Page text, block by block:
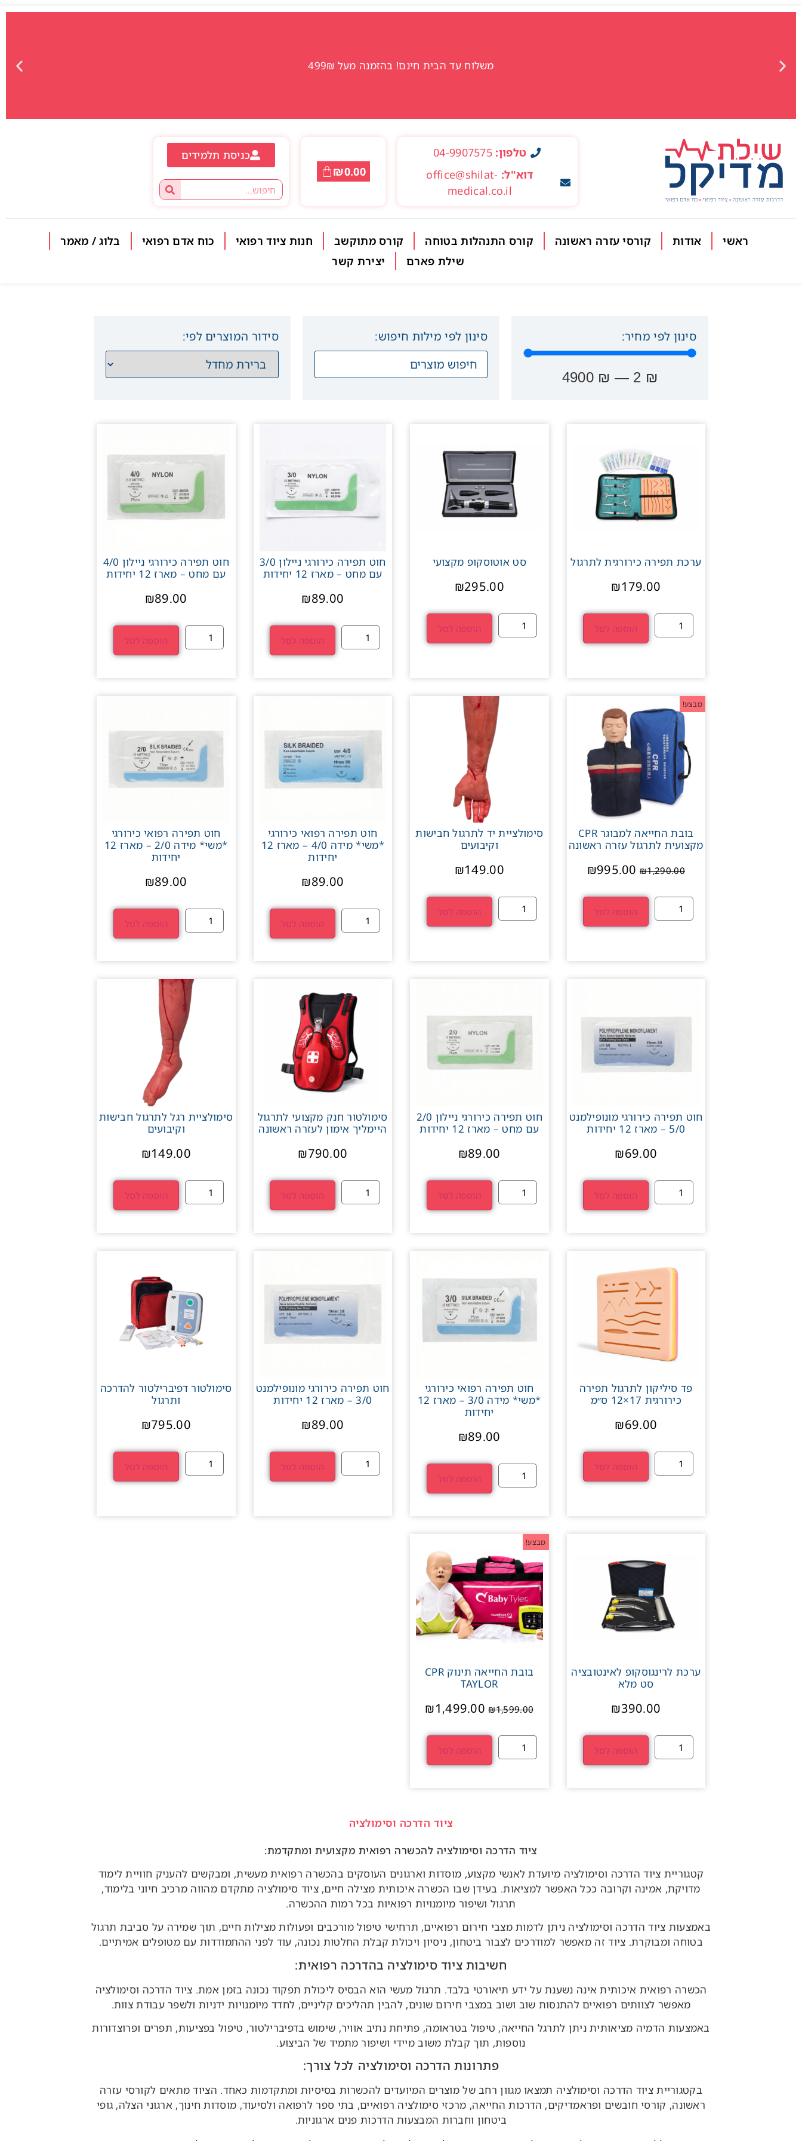
משלוח עד הבית חינם! בהזמנה מעל 499₪
טלפון: 04-9907575
דוא"ל: office@shilat-
medical.co.il
₪0.00
כניסת תלמידים
ראשי אודות קורסי עזרה ראשונה קורס התנהלות בטוחה קורס מתוקשב חנות ציוד רפואי כוח אדם רפואי
בלוג / מאמר
שילת פארם
יצירת קשר
סינון לפי מחיר:
₪
2
—
₪
4900
סינון לפי מילות חיפוש: סידור המוצרים לפי:
ערכת תפירה כירורגית לתרגול
₪179.00
הוספה לסל
סט אוטוסקופ מקצועי
₪295.00
הוספה לסל
חוט תפירה כירורגי ניילון 3/0
עם מחט – מארז 12 יחידות
₪89.00
הוספה לסל
חוט תפירה כירורגי ניילון 4/0
עם מחט – מארז 12 יחידות
₪89.00
הוספה לסל
מבצע!
בובת החייאה למבוגר CPR
מקצועית לתרגול עזרה ראשונה
₪1,290.00
₪995.00
הוספה לסל
סימולציית יד לתרגול חבישות
וקיבועים
₪149.00
הוספה לסל
חוט תפירה רפואי כירורגי
*משי* מידה 4/0 – מארז 12
יחידות
₪89.00
הוספה לסל
חוט תפירה רפואי כירורגי
*משי* מידה 2/0 – מארז 12
יחידות
₪89.00
הוספה לסל
חוט תפירה כירורגי מונופילמנט
5/0 – מארז 12 יחידות
₪69.00
הוספה לסל
חוט תפירה כירורגי ניילון 2/0
עם מחט – מארז 12 יחידות
₪89.00
הוספה לסל
סימולטור חנק מקצועי לתרגול
היימליך אימון לעזרה ראשונה
₪790.00
הוספה לסל
סימולציית רגל לתרגול חבישות
וקיבועים
₪149.00
הוספה לסל
פד סיליקון לתרגול תפירה
כירורגית 17×12 ס״מ
₪69.00
הוספה לסל
חוט תפירה רפואי כירורגי
*משי* מידה 3/0 – מארז 12
יחידות
₪89.00
הוספה לסל
חוט תפירה כירורגי מונופילמנט
3/0 – מארז 12 יחידות
₪89.00
הוספה לסל
סימולטור דפיברילטור להדרכה
ותרגול
₪795.00
הוספה לסל
ערכת לרינגוסקופ לאינטובציה
סט מלא
₪390.00
הוספה לסל
מבצע!
בובת החייאה תינוק CPR
TAYLOR
₪1,599.00
₪1,499.00
הוספה לסל
ציוד הדרכה וסימולציה
ציוד הדרכה וסימולציה להכשרה רפואית מקצועית ומתקדמת:
קטגוריית ציוד הדרכה וסימולציה מיועדת לאנשי מקצוע, מוסדות וארגונים העוסקים בהכשרה רפואית מעשית, ומבקשים להעניק חוויית לימוד
מדויקת, אמינה וקרובה ככל האפשר למציאות. בעידן שבו הכשרה איכותית מצילה חיים, ציוד סימולציה מתקדם מהווה מרכיב חיוני בלימוד,
תרגול ושיפור מיומנויות רפואיות בכל רמות ההכשרה.
באמצעות ציוד הדרכה וסימולציה ניתן לדמות מצבי חירום רפואיים, תרחישי טיפול מורכבים ופעולות מצילות חיים, תוך שמירה על סביבת תרגול
בטוחה ומבוקרת. ציוד זה מאפשר למודרכים לצבור ביטחון, ניסיון ויכולת קבלת החלטות נכונה, עוד לפני ההתמודדות עם מטופלים אמיתיים.
חשיבות ציוד סימולציה בהדרכה רפואית:
הכשרה רפואית איכותית אינה נשענת על ידע תיאורטי בלבד. תרגול מעשי הוא הבסיס ליכולת תפקוד נכונה בזמן אמת. ציוד הדרכה וסימולציה
מאפשר לצוותים רפואיים להתנסות שוב ושוב במצבי חירום שונים, להבין תהליכים קליניים, לחדד מיומנויות ידניות ולשפר עבודת צוות.
באמצעות הדמיה מציאותית ניתן לתרגל החייאה, טיפול בטראומה, פתיחת נתיב אוויר, שימוש בדפיברילטור, טיפול בפציעות, תפרים ופרוצדורות
נוספות, תוך קבלת משוב מיידי ושיפור מתמיד של הביצוע.
פתרונות הדרכה וסימולציה לכל צורך:
בקטגוריית ציוד הדרכה וסימולציה תמצאו מגוון רחב של מוצרים המיועדים להכשרות בסיסיות ומתקדמות כאחד. הציוד מתאים לקורסי עזרה
ראשונה, קורסי חובשים ופראמדיקים, הדרכות החייאה, מרכזי סימולציה רפואיים, בתי ספר לרפואה ולסיעוד, מוסדות חינוך, ארגוני הצלה, גופי
ביטחון וחברות המבצעות הדרכות פנים ארגוניות.